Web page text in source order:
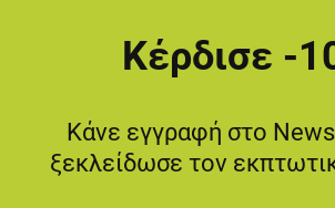
ΜΗΝ ΤΟ
-20%
Κέρδισε -
Κάνε εγγραφή στο
ξεκλείδωσε τον